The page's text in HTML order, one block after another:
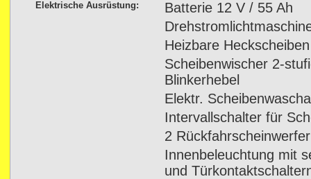
Elektrische Ausrüstung:
Batterie 12 V / 55 Ah
Heizbare Heckscheiben
Scheibenwischer 2-
Blinkerhebel
Elektr.
Intervallschalter für
2 Rückfahrscheinwerfer
Innenbeleuchtung mit
und